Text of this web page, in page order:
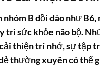
B dồi dào như
trì sức khỏe não bộ.
thiện trí nhớ, sự tập
thường xuyên có thể